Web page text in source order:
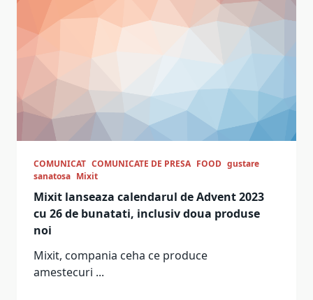
COMUNICAT COMUNICATE DE PRESA FOOD gustare
sanatosa Mixit
Mixit lanseaza calendarul de Advent 2023
cu 26 de bunatati, inclusiv doua produse
noi
Mixit, compania ceha ce produce
amestecuri ...